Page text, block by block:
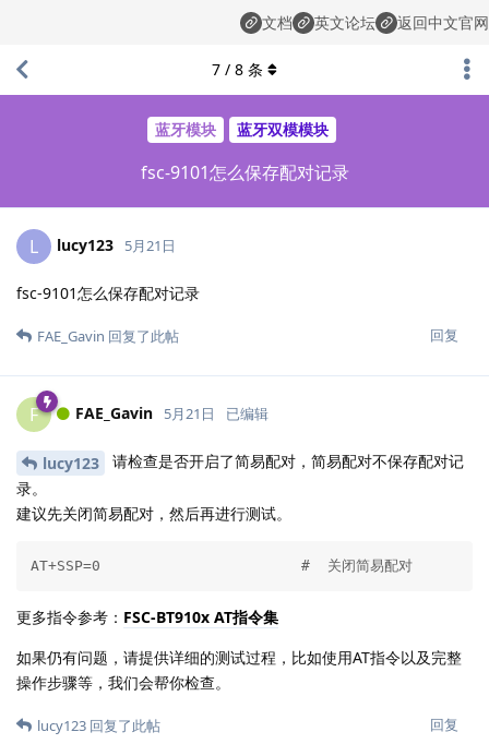
文档 英文论坛 返回中文官网
蓝牙模块 蓝牙双模模块
fsc-9101怎么保存配对记录
7 / 8 条
L lucy123 5月21日
fsc-9101怎么保存配对记录
回复
FAE_Gavin 回复了此帖
F FAE_Gavin 5月21日 已编辑
lucy123
请检查是否开启了简易配对，简易配对不保存配对记
录。
建议先关闭简易配对，然后再进行测试。
AT+SSP=0                       #  关闭简易配对
更多指令参考： FSC-BT910x AT指令集
如果仍有问题，请提供详细的测试过程，比如使用AT指令以及完整
操作步骤等，我们会帮你检查。
回复
lucy123 回复了此帖